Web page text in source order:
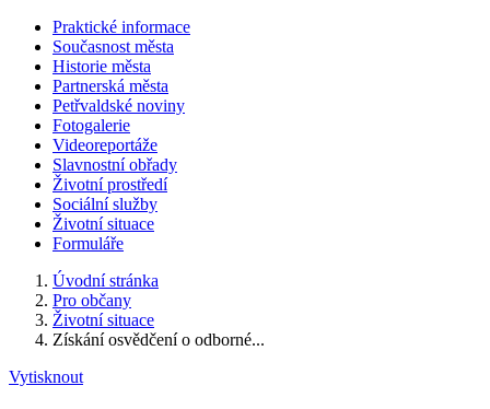
Praktické informace
Současnost města
Historie města
Partnerská města
Petřvaldské noviny
Fotogalerie
Videoreportáže
Slavnostní obřady
Životní prostředí
Sociální služby
Životní situace
Formuláře
Úvodní stránka
Pro občany
Životní situace
Získání osvědčení o odborné...
Vytisknout